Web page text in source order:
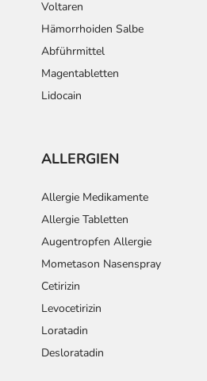
Voltaren
Hämorrhoiden Salbe
Abführmittel
Magentabletten
Lidocain
ALLERGIEN
Allergie Medikamente
Allergie Tabletten
Augentropfen Allergie
Mometason Nasenspray
Cetirizin
Levocetirizin
Loratadin
Desloratadin